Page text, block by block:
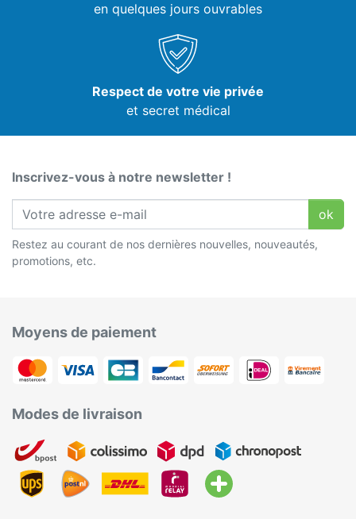
en quelques jours ouvrables
Respect de votre vie privée
et secret médical
Inscrivez-vous à notre newsletter !
ok
Restez au courant de nos dernières nouvelles, nouveautés,
promotions, etc.
Moyens de paiement
Modes de livraison